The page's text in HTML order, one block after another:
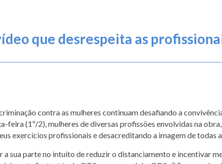
que desrespeita as
contra as mulheres continuam desafiando a
feira (1º/2), mulheres de diversas profissões envolvidas na
exercícios profissionais e desacreditando a imagem de todas
sua parte no intuito de reduzir o distanciamento e incentivar